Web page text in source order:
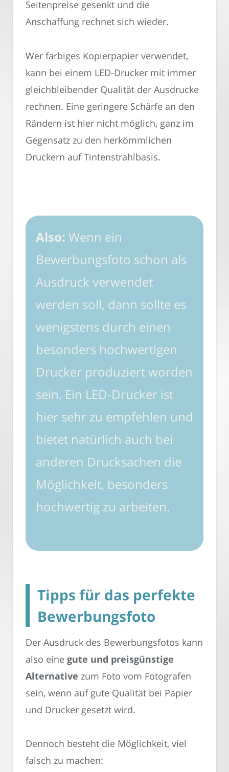
Seitenpreise gesenkt und die
Anschaffung rechnet sich wieder.
Wer farbiges Kopierpapier verwendet,
kann bei einem LED-Drucker mit immer
gleichbleibender Qualität der Ausdrucke
rechnen. Eine geringere Schärfe an den
Rändern ist hier nicht möglich, ganz im
Gegensatz zu den herkömmlichen
Druckern auf Tintenstrahlbasis.
Also: Wenn ein
Bewerbungsfoto schon als
Ausdruck verwendet
werden soll, dann sollte es
wenigstens durch einen
besonders hochwertigen
Drucker produziert worden
sein. Ein LED-Drucker ist
hier sehr zu empfehlen und
bietet natürlich auch bei
anderen Drucksachen die
Möglichkeit, besonders
hochwertig zu arbeiten.
Tipps für das perfekte
Bewerbungsfoto
Der Ausdruck des Bewerbungsfotos kann
also eine gute und preisgünstige
Alternative zum Foto vom Fotografen
sein, wenn auf gute Qualität bei Papier
und Drucker gesetzt wird.
Dennoch besteht die Möglichkeit, viel
falsch zu machen: